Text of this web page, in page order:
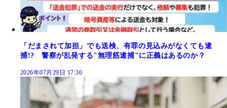
「だまされて加担」でも送検、有罪の見込みがなくても逮
捕!? 警察が乱発する"無理筋逮捕"に正義はあるのか？
2026年07月29日 17:30